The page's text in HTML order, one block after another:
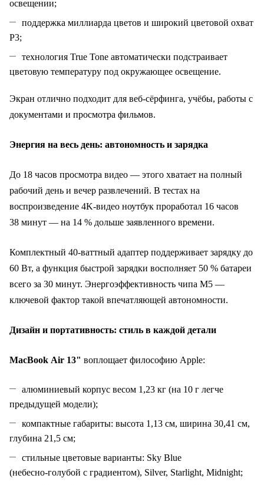
освещении;
поддержка миллиарда цветов и широкий цветовой охват
P3;
технология True Tone автоматически подстраивает
цветовую температуру под окружающее освещение.
Экран отлично подходит для веб‑сёрфинга, учёбы, работы с
документами и просмотра фильмов.
Энергия на весь день: автономность и зарядка
До 18 часов просмотра видео — этого хватает на полный
рабочий день и вечер развлечений. В тестах на
воспроизведение 4K‑видео ноутбук проработал 16 часов
38 минут — на 14 % дольше заявленного времени.
Комплектный 40‑ваттный адаптер поддерживает зарядку до
60 Вт, а функция быстрой зарядки восполняет 50 % батареи
всего за 30 минут. Энергоэффективность чипа M5 —
ключевой фактор такой впечатляющей автономности.
Дизайн и портативность: стиль в каждой детали
MacBook Air 13" воплощает философию Apple:
алюминиевый корпус весом 1,23 кг (на 10 г легче
предыдущей модели);
компактные габариты: высота 1,13 см, ширина 30,41 см,
глубина 21,5 см;
стильные цветовые варианты: Sky Blue
(небесно‑голубой с градиентом), Silver, Starlight, Midnight;